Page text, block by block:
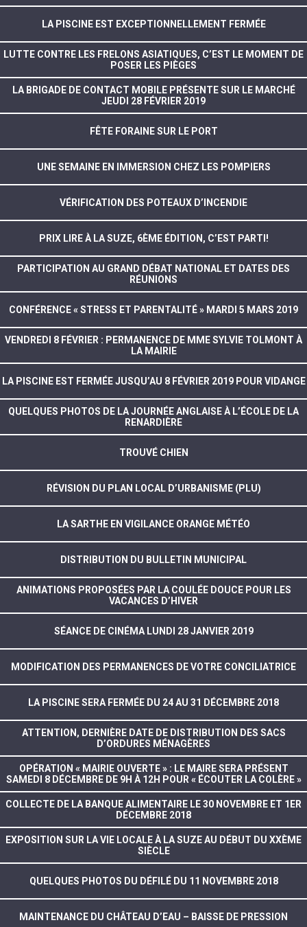
LA PISCINE EST EXCEPTIONNELLEMENT FERMÉE
LUTTE CONTRE LES FRELONS ASIATIQUES, C’EST LE MOMENT DE
POSER LES PIÈGES
LA BRIGADE DE CONTACT MOBILE PRÉSENTE SUR LE MARCHÉ
JEUDI 28 FÉVRIER 2019
FÊTE FORAINE SUR LE PORT
UNE SEMAINE EN IMMERSION CHEZ LES POMPIERS
VÉRIFICATION DES POTEAUX D’INCENDIE
PRIX LIRE À LA SUZE, 6ÈME ÉDITION, C’EST PARTI!
PARTICIPATION AU GRAND DÉBAT NATIONAL ET DATES DES
RÉUNIONS
CONFÉRENCE « STRESS ET PARENTALITÉ » MARDI 5 MARS 2019
VENDREDI 8 FÉVRIER : PERMANENCE DE MME SYLVIE TOLMONT À
LA MAIRIE
LA PISCINE EST FERMÉE JUSQU’AU 8 FÉVRIER 2019 POUR VIDANGE
QUELQUES PHOTOS DE LA JOURNÉE ANGLAISE À L’ÉCOLE DE LA
RENARDIÈRE
TROUVÉ CHIEN
RÉVISION DU PLAN LOCAL D’URBANISME (PLU)
LA SARTHE EN VIGILANCE ORANGE MÉTÉO
DISTRIBUTION DU BULLETIN MUNICIPAL
ANIMATIONS PROPOSÉES PAR LA COULÉE DOUCE POUR LES
VACANCES D’HIVER
SÉANCE DE CINÉMA LUNDI 28 JANVIER 2019
MODIFICATION DES PERMANENCES DE VOTRE CONCILIATRICE
LA PISCINE SERA FERMÉE DU 24 AU 31 DÉCEMBRE 2018
ATTENTION, DERNIÈRE DATE DE DISTRIBUTION DES SACS
D’ORDURES MÉNAGÈRES
OPÉRATION « MAIRIE OUVERTE » : LE MAIRE SERA PRÉSENT
SAMEDI 8 DÉCEMBRE DE 9H À 12H POUR « ÉCOUTER LA COLÈRE »
COLLECTE DE LA BANQUE ALIMENTAIRE LE 30 NOVEMBRE ET 1ER
DÉCEMBRE 2018
EXPOSITION SUR LA VIE LOCALE À LA SUZE AU DÉBUT DU XXÈME
SIÈCLE
QUELQUES PHOTOS DU DÉFILÉ DU 11 NOVEMBRE 2018
MAINTENANCE DU CHÂTEAU D’EAU – BAISSE DE PRESSION